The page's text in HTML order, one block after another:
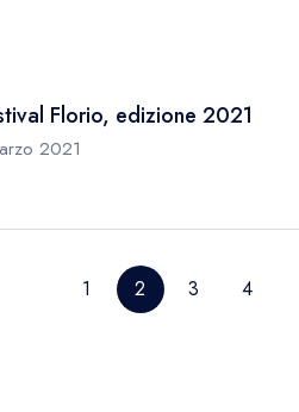
Florio, edizione 2021
2021
1 2 3 4